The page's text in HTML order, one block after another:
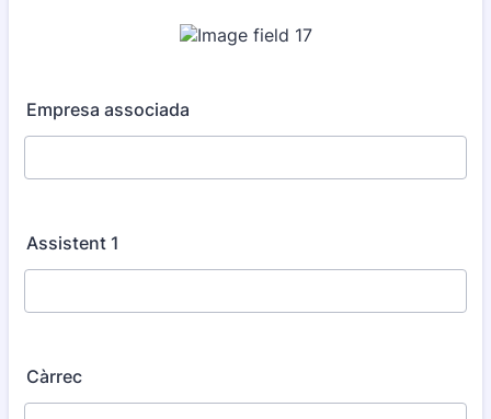
Empresa associada
Assistent 1
Càrrec